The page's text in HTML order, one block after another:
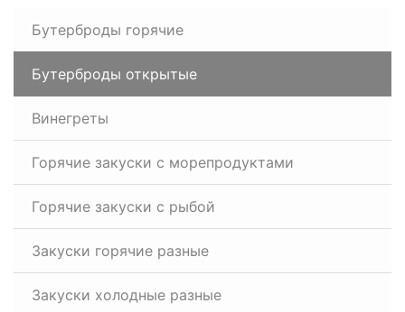
Бутерброды горячие
Бутерброды открытые
Винегреты
Горячие закуски с морепродуктами
Горячие закуски с рыбой
Закуски горячие разные
Закуски холодные разные